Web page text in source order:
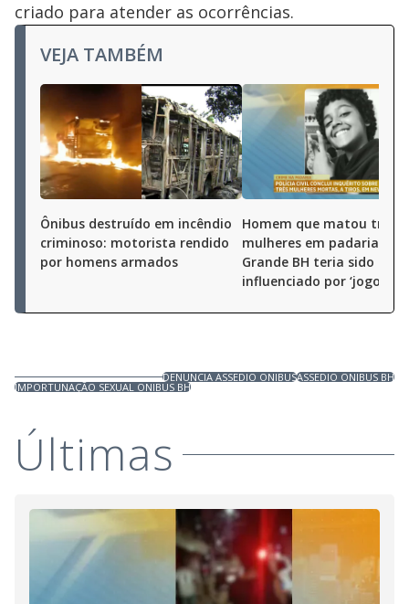
criado para atender as ocorrências.
VEJA TAMBÉM
Ônibus destruído em incêndio
criminoso: motorista rendido
por homens armados
Homem que matou três
mulheres em padaria da
Grande BH teria sido
influenciado por ‘jogos de
DENUNCIA ASSEDIO ONIBUSASSEDIO ONIBUS BH
IMPORTUNAÇÃO SEXUAL ONIBUS BH
Últimas